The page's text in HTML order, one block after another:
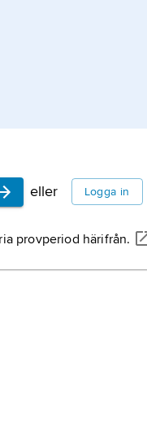
eller Logga in
provperiod härifrån.